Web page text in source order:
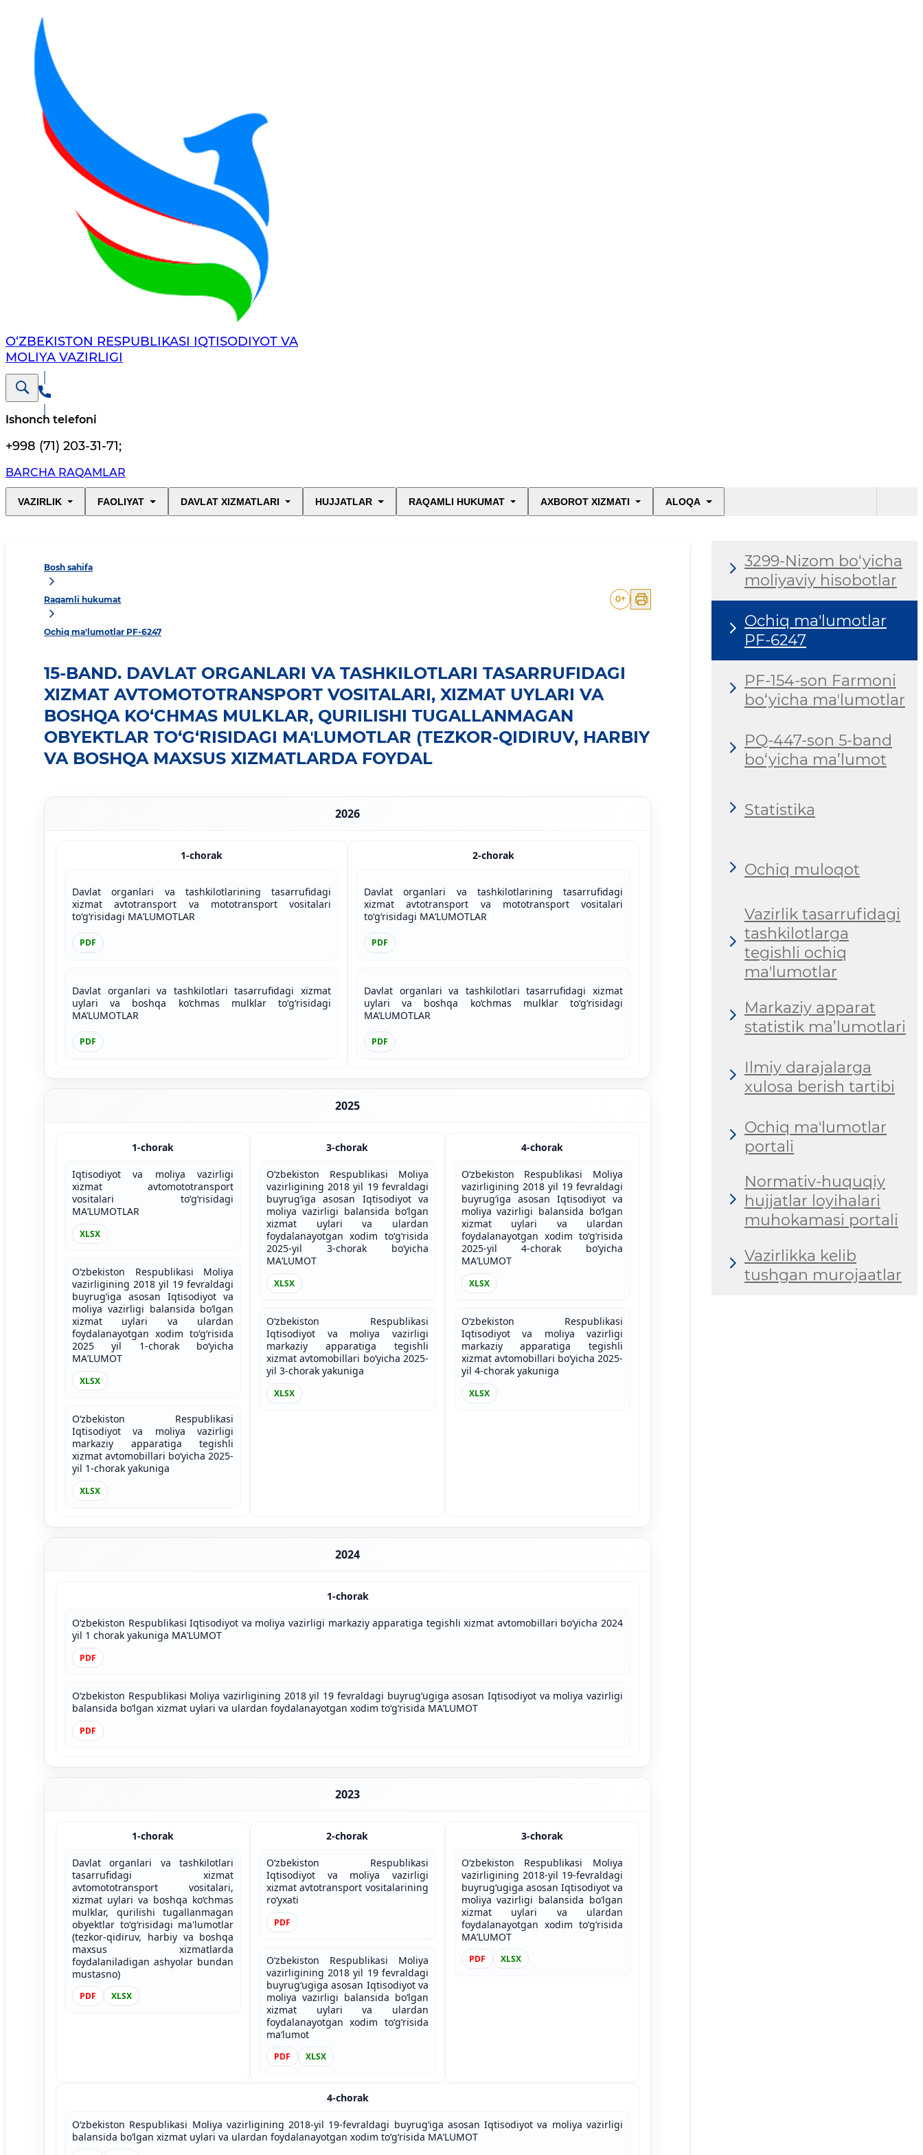
O‘ZBEKISTON RESPUBLIKASI IQTISODIYOT VA
MOLIYA VAZIRLIGI
Ishonch telefoni
+998 (71) 203-31-71;
BARCHA RAQAMLAR
VAZIRLIK FAOLIYAT DAVLAT XIZMATLARI HUJJATLAR RAQAMLI HUKUMAT AXBOROT XIZMATI ALOQA
Bosh sahifa
Raqamli hukumat
Ochiq ma'lumotlar PF-6247
0+
15-BAND. DAVLAT ORGANLARI VA TASHKILOTLARI TASARRUFIDAGI
XIZMAT AVTOMOTOTRANSPORT VOSITALARI, XIZMAT UYLARI VA
BOSHQA KO‘CHMAS MULKLAR, QURILISHI TUGALLANMAGAN
OBYEKTLAR TO‘G‘RISIDAGI MAʼLUMOTLAR (TEZKOR-QIDIRUV, HARBIY
VA BOSHQA MAXSUS XIZMATLARDA FOYDAL
2026
1-chorak
Davlat organlari va tashkilotlarining tasarrufidagi
xizmat avtotransport va mototransport vositalari
toʻgʻrisidagi MAʼLUMOTLAR
PDF
Davlat organlari va tashkilotlari tasarrufidagi xizmat
uylari va boshqa ko‘chmas mulklar to‘g‘risidagi
MA’LUMOTLAR
PDF
2-chorak
Davlat organlari va tashkilotlarining tasarrufidagi
xizmat avtotransport va mototransport vositalari
toʻgʻrisidagi MAʼLUMOTLAR
PDF
Davlat organlari va tashkilotlari tasarrufidagi xizmat
uylari va boshqa ko‘chmas mulklar to‘g‘risidagi
MA’LUMOTLAR
PDF
2025
1-chorak
Iqtisodiyot va moliya vazirligi
xizmat avtomototransport
vositalari to‘g‘risidagi
MAʼLUMOTLAR
XLSX
O‘zbekiston Respublikasi Moliya
vazirligining 2018 yil 19 fevraldagi
buyrug‘iga asosan Iqtisodiyot va
moliya vazirligi balansida bo‘lgan
xizmat uylari va ulardan
foydalanayotgan xodim to‘g‘risida
2025 yil 1-chorak bo‘yicha
MAʼLUMOT
XLSX
O‘zbekiston Respublikasi
Iqtisodiyot va moliya vazirligi
markaziy apparatiga tegishli
xizmat avtomobillari bo‘yicha 2025-
yil 1-chorak yakuniga
XLSX
3-chorak
O‘zbekiston Respublikasi Moliya
vazirligining 2018 yil 19 fevraldagi
buyrug‘iga asosan Iqtisodiyot va
moliya vazirligi balansida bo‘lgan
xizmat uylari va ulardan
foydalanayotgan xodim to‘g‘risida
2025-yil 3-chorak bo‘yicha
MAʼLUMOT
XLSX
O‘zbekiston Respublikasi
Iqtisodiyot va moliya vazirligi
markaziy apparatiga tegishli
xizmat avtomobillari bo‘yicha 2025-
yil 3-chorak yakuniga
XLSX
4-chorak
O‘zbekiston Respublikasi Moliya
vazirligining 2018 yil 19 fevraldagi
buyrug‘iga asosan Iqtisodiyot va
moliya vazirligi balansida bo‘lgan
xizmat uylari va ulardan
foydalanayotgan xodim to‘g‘risida
2025-yil 4-chorak bo‘yicha
MAʼLUMOT
XLSX
O‘zbekiston Respublikasi
Iqtisodiyot va moliya vazirligi
markaziy apparatiga tegishli
xizmat avtomobillari bo‘yicha 2025-
yil 4-chorak yakuniga
XLSX
2024
1-chorak
O‘zbekiston Respublikasi Iqtisodiyot va moliya vazirligi markaziy apparatiga tegishli xizmat avtomobillari bo‘yicha 2024
yil 1 chorak yakuniga MAʹLUMOT
PDF
O‘zbekiston Respublikasi Moliya vazirligining 2018 yil 19 fevraldagi buyrug‘ugiga asosan Iqtisodiyot va moliya vazirligi
balansida bo‘lgan xizmat uylari va ulardan foydalanayotgan xodim to‘g‘risida MAʹLUMOT
PDF
2023
1-chorak
Davlat organlari va tashkilotlari
tasarrufidagi xizmat
avtomototransport vositalari,
xizmat uylari va boshqa ko‘chmas
mulklar, qurilishi tugallanmagan
obyektlar to‘g‘risidagi ma'lumotlar
(tezkor-qidiruv, harbiy va boshqa
maxsus xizmatlarda
foydalaniladigan ashyolar bundan
mustasno)
PDF XLSX
2-chorak
O‘zbekiston Respublikasi
Iqtisodiyot va moliya vazirligi
xizmat avtotransport vositalarining
ro‘yxati
PDF
O‘zbekiston Respublikasi Moliya
vazirligining 2018 yil 19 fevraldagi
buyrug‘ugiga asosan Iqtisodiyot va
moliya vazirligi balansida bo‘lgan
xizmat uylari va ulardan
foydalanayotgan xodim to‘g‘risida
maʼlumot
PDF XLSX
3-chorak
O‘zbekiston Respublikasi Moliya
vazirligining 2018-yil 19-fevraldagi
buyrug‘ugiga asosan Iqtisodiyot va
moliya vazirligi balansida bo‘lgan
xizmat uylari va ulardan
foydalanayotgan xodim to‘g‘risida
MAʼLUMOT
PDF XLSX
4-chorak
O‘zbekiston Respublikasi Moliya vazirligining 2018-yil 19-fevraldagi buyrug‘iga asosan Iqtisodiyot va moliya vazirligi
balansida bo‘lgan xizmat uylari va ulardan foydalanayotgan xodim to‘g‘risida MAʹLUMOT
3299-Nizom bo‘yicha
moliyaviy hisobotlar
Ochiq ma'lumotlar
PF-6247
PF-154-son Farmoni
bo‘yicha maʼlumotlar
PQ-447-son 5-band
bo‘yicha ma’lumot
Statistika
Ochiq muloqot
Vazirlik tasarrufidagi
tashkilotlarga
tegishli ochiq
ma'lumotlar
Markaziy apparat
statistik ma’lumotlari
Ilmiy darajalarga
xulosa berish tartibi
Ochiq ma'lumotlar
portali
Normativ-huquqiy
hujjatlar loyihalari
muhokamasi portali
Vazirlikka kelib
tushgan murojaatlar